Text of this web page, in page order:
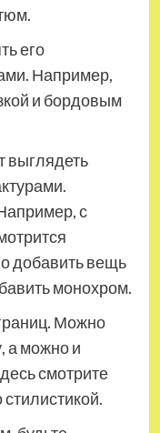
его
Например,
и бордовым
выглядеть
с
добавить вещь
монохром.
Можно
а можно и
смотрите